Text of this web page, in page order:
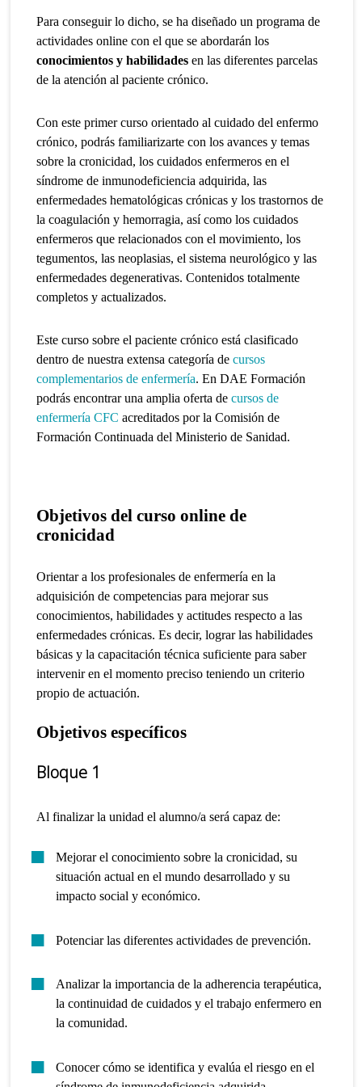
Para conseguir lo dicho, se ha diseñado un programa de
actividades online con el que se abordarán los
conocimientos y habilidades en las diferentes parcelas
de la atención al paciente crónico.
Con este primer curso orientado al cuidado del enfermo
crónico, podrás familiarizarte con los avances y temas
sobre la cronicidad, los cuidados enfermeros en el
síndrome de inmunodeficiencia adquirida, las
enfermedades hematológicas crónicas y los trastornos de
la coagulación y hemorragia, así como los cuidados
enfermeros que relacionados con el movimiento, los
tegumentos, las neoplasias, el sistema neurológico y las
enfermedades degenerativas. Contenidos totalmente
completos y actualizados.
Este curso sobre el paciente crónico está clasificado
dentro de nuestra extensa categoría decursos
complementarios de enfermería. En DAE Formación
podrás encontrar una amplia oferta decursos de
enfermería CFC acreditados por la Comisión de
Formación Continuada del Ministerio de Sanidad.
Objetivos del curso online de
cronicidad
Orientar a los profesionales de enfermería en la
adquisición de competencias para mejorar sus
conocimientos, habilidades y actitudes respecto a las
enfermedades crónicas.Es decir, lograr las habilidades
básicas y la capacitación técnica suficiente para saber
intervenir en el momento preciso teniendo un criterio
propio de actuación.
Objetivos específicos
Bloque 1
Al finalizar la unidad el alumno/a será capaz de:
Mejorar el conocimiento sobre la cronicidad, su
situación actual en el mundo desarrollado y su
impacto social y económico.
Potenciar las diferentes actividades de prevención.
Analizar la importancia de la adherencia terapéutica,
la continuidad de cuidados y el trabajo enfermero en
la comunidad.
Conocer cómo se identifica y evalúa el riesgo en el